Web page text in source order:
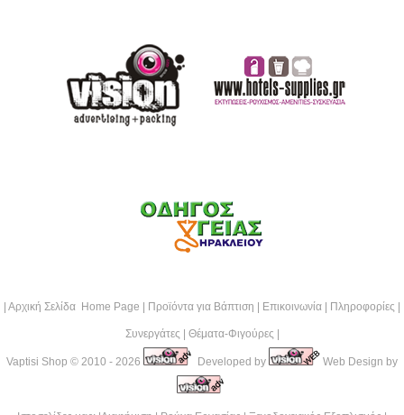
Αρχική Σελίδα Home Page Προϊόντα για Βάπτιση Επικοινωνία Πληροφορίες
Συνεργάτες Θέματα-Φιγούρες
Vaptisi Shop © 2010 - 2026 Developed by Web Design by